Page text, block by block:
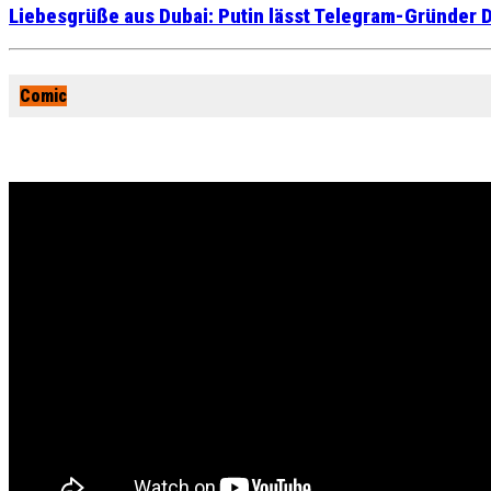
Liebesgrüße aus Dubai: Putin lässt Telegram-Gründer
Comic